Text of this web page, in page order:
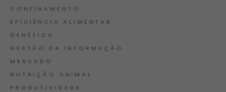
CONFINAMENTO
EFICIÊNCIA ALIMENTAR
GENÉTICA
GESTÃO DA INFORMAÇÃO
MERCADO
NUTRIÇÃO ANIMAL
PRODUTIVIDADE